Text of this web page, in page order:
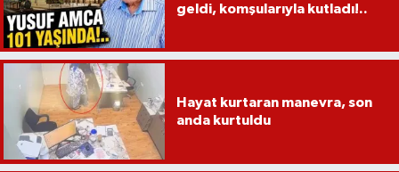
geldi, komşularıyla kutladı!..
Hayat kurtaran manevra, son
anda kurtuldu